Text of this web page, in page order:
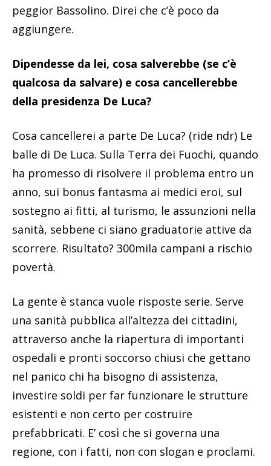
peggior Bassolino. Direi che c’è poco da
aggiungere.
Dipendesse da lei, cosa salverebbe (se c’è
qualcosa da salvare) e cosa cancellerebbe
della presidenza De Luca?
Cosa cancellerei a parte De Luca? (ride ndr) Le
balle di De Luca. Sulla Terra dei Fuochi, quando
ha promesso di risolvere il problema entro un
anno, sui bonus fantasma ai medici eroi, sul
sostegno ai fitti, al turismo, le assunzioni nella
sanità, sebbene ci siano graduatorie attive da
scorrere. Risultato? 300mila campani a rischio
povertà.
La gente è stanca vuole risposte serie. Serve
una sanità pubblica all’altezza dei cittadini,
attraverso anche la riapertura di importanti
ospedali e pronti soccorso chiusi che gettano
nel panico chi ha bisogno di assistenza,
investire soldi per far funzionare le strutture
esistenti e non certo per costruire
prefabbricati. E’ così che si governa una
regione, con i fatti, non con slogan e proclami.